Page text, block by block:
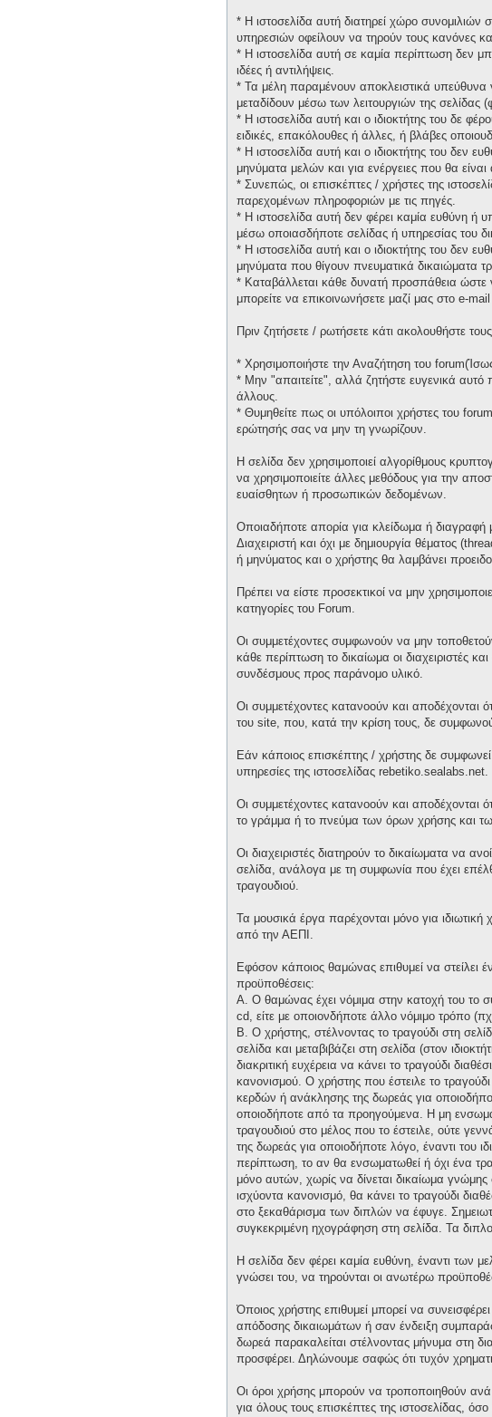
* H ιστοσελίδα αυτή διατηρεί χώρο
υπηρεσιών οφείλουν να τηρούν τους κανόνες
* H ιστοσελίδα αυτή σε καμία περίπτωση δεν
ιδέες ή αντιλήψεις.
* Τα μέλη παραμένουν αποκλειστικά υπεύθυνα
μεταδίδουν μέσω των λειτουργιών της
* H ιστοσελίδα αυτή και ο ιδιοκτήτης του δε
ειδικές, επακόλουθες ή άλλες, ή βλάβες
* H ιστοσελίδα αυτή και ο ιδιοκτήτης του δεν
μηνύματα μελών και για ενέργειες που θα
* Συνεπώς, οι επισκέπτες / χρήστες της
παρεχομένων πληροφοριών με τις πηγές.
* H ιστοσελίδα αυτή δεν φέρει καμία ευθύνη ή
μέσω οποιασδήποτε σελίδας ή υπηρεσίας του
* H ιστοσελίδα αυτή και ο ιδιοκτήτης του δεν
μηνύματα που θίγουν πνευματικά δικαιώματα
* Καταβάλλεται κάθε δυνατή προσπάθεια ώστε
μπορείτε να επικοινωνήσετε μαζί μας στο e-
Πριν ζητήσετε / ρωτήσετε κάτι ακολουθήστε
* Χρησιμοποιήστε την Αναζήτηση του
* Μην "απαιτείτε", αλλά ζητήστε ευγενικά
άλλους.
* Θυμηθείτε πως οι υπόλοιποι χρήστες του
ερώτησής σας να μην τη γνωρίζουν.
Η σελίδα δεν χρησιμοποιεί αλγορίθμους
να χρησιμοποιείτε άλλες μεθόδους για την
ευαίσθητων ή προσωπικών δεδομένων.
Οποιαδήποτε απορία για κλείδωμα ή διαγραφή
Διαχειριστή και όχι με δημιουργία θέματος
ή μηνύματος και ο χρήστης θα λαμβάνει
Πρέπει να είστε προσεκτικοί να μην
κατηγορίες του Forum.
Οι συμμετέχοντες συμφωνούν να μην
κάθε περίπτωση το δικαίωμα οι διαχειριστές
συνδέσμους προς παράνομο υλικό.
Οι συμμετέχοντες κατανοούν και αποδέχονται
του site, που, κατά την κρίση τους, δε
Εάν κάποιος επισκέπτης / χρήστης δε
υπηρεσίες της ιστοσελίδας rebetiko.sealabs.net.
Οι συμμετέχοντες κατανοούν και αποδέχονται
το γράμμα ή το πνεύμα των όρων χρήσης και
Οι διαχειριστές διατηρούν το δικαίωματα να
σελίδα, ανάλογα με τη συμφωνία που έχει
τραγουδιού.
Τα μουσικά έργα παρέχονται μόνο για
από την ΑΕΠΙ.
Εφόσον κάποιος θαμώνας επιθυμεί να στείλει
προϋποθέσεις:
Α. Ο θαμώνας έχει νόμιμα στην κατοχή του το
cd, είτε με οποιονδήποτε άλλο νόμιμο τρόπο
Β. Ο χρήστης, στέλνοντας το τραγούδι στη
σελίδα και μεταβιβάζει στη σελίδα (στον
διακριτική ευχέρεια να κάνει το τραγούδι
κανονισμού. Ο χρήστης που έστειλε το
κερδών ή ανάκλησης της δωρεάς για
οποιοδήποτε από τα προηγούμενα. Η μη
τραγουδιού στο μέλος που το έστειλε, ούτε
της δωρεάς για οποιοδήποτε λόγο, έναντι του
περίπτωση, το αν θα ενσωματωθεί ή όχι ένα
μόνο αυτών, χωρίς να δίνεται δικαίωμα
ισχύοντα κανονισμό, θα κάνει το τραγούδι
στο ξεκαθάρισμα των διπλών να έφυγε.
συγκεκριμένη ηχογράφηση στη σελίδα. Τα
Η σελίδα δεν φέρει καμία ευθύνη, έναντι των
γνώσει του, να τηρούνται οι ανωτέρω
Όποιος χρήστης επιθυμεί μπορεί να
απόδοσης δικαιωμάτων ή σαν ένδειξη
δωρεά παρακαλείται στέλνοντας μήνυμα στη
προσφέρει. Δηλώνουμε σαφώς ότι τυχόν
Οι όροι χρήσης μπορούν να τροποποιηθούν
για όλους τους επισκέπτες της ιστοσελίδας,